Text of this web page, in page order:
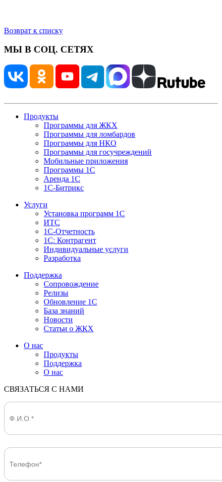
Возврат к списку
МЫ В СОЦ. СЕТЯХ
Продукты
Программы для ЖКХ
Программы для ломбардов
Программы для НКО
Программы для госучреждений
Мобильные приложения
Программы 1С
Аренда 1С
1С-Битрикс
Услуги
Установка программ 1С
ИТС
1С-Отчетность
1С: Контрагент
Индивидуальные услуги
Разработка
Поддержка
Сопровождение
Релизы
Обновление 1С
База знаний
Новости
Статьи о ЖКХ
О нас
Продукты
Поддержка
О нас
СВЯЗАТЬСЯ С НАМИ